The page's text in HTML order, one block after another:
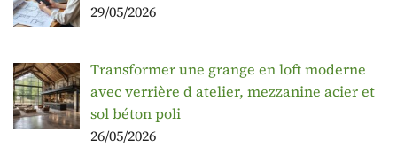
29/05/2026
Transformer une grange en loft moderne
avec verrière d atelier, mezzanine acier et
sol béton poli
26/05/2026